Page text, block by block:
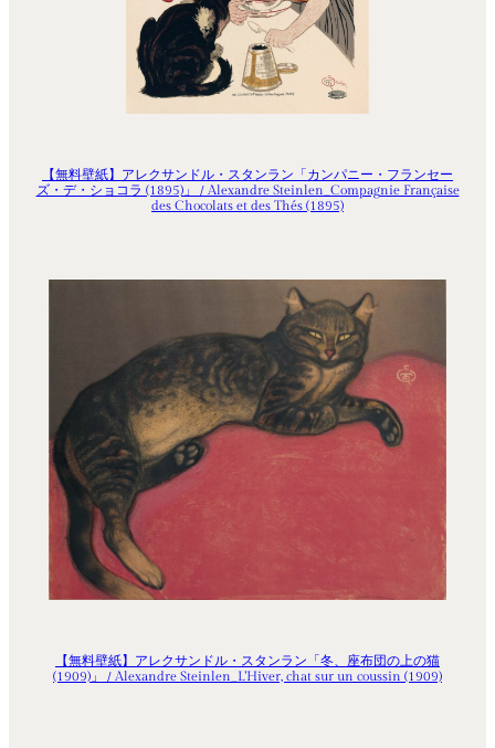
【無料壁紙】アレクサンドル・スタンラン「カンパニー・フランセー
ズ・デ・ショコラ (1895)」 / Alexandre Steinlen_Compagnie Française
des Chocolats et des Thés (1895)
【無料壁紙】アレクサンドル・スタンラン「冬、座布団の上の猫
(1909)」 / Alexandre Steinlen_L’Hiver, chat sur un coussin (1909)